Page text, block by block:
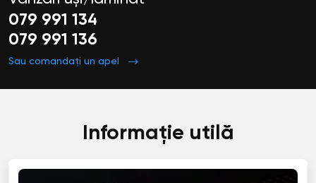
079 991 134
079 991 136
Sau comandați un apel
Informație utilă